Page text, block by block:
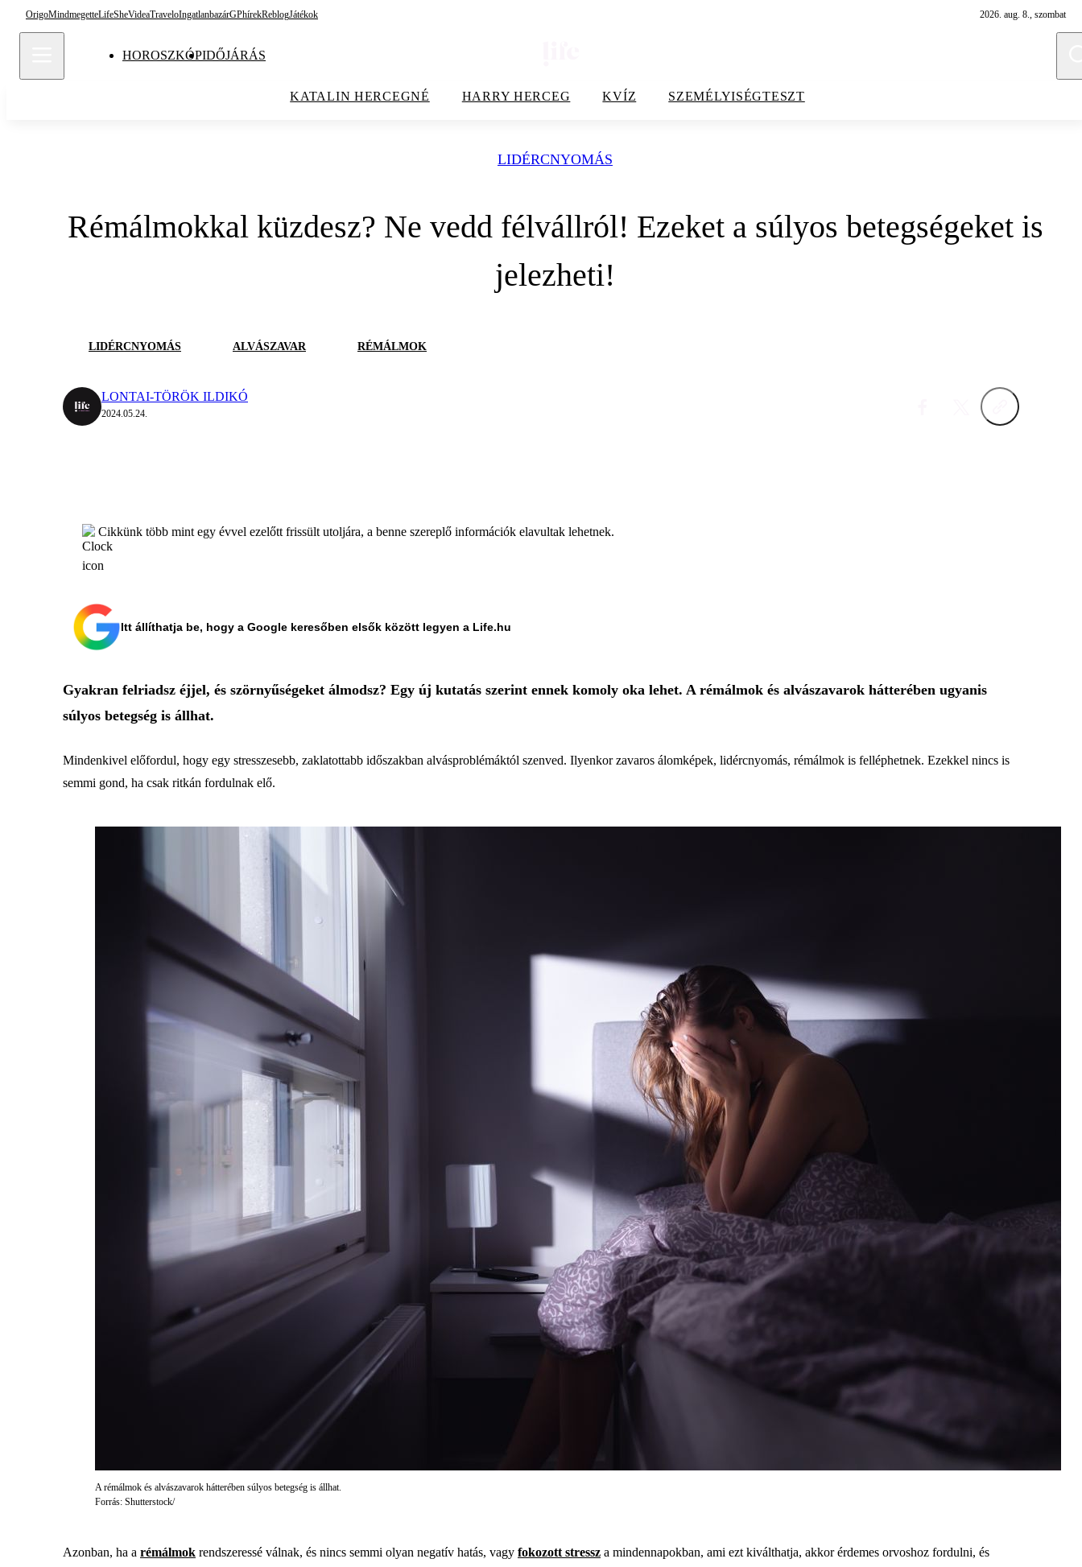
OrigoMindmegetteLifeSheVideaTraveloIngatlanbazárGPhírekReblogJátékok 2026. aug. 8., szombat
HOROSZKÓPIDŐJÁRÁS
KATALIN HERCEGNÉ HARRY HERCEG KVÍZ SZEMÉLYISÉGTESZT
LIDÉRCNYOMÁS
Rémálmokkal küzdesz? Ne vedd félvállról! Ezeket a súlyos betegségeket is
jelezheti!
LIDÉRCNYOMÁS ALVÁSZAVAR RÉMÁLMOK
LONTAI-TÖRÖK ILDIKÓ
2024.05.24.
Cikkünk több mint egy évvel ezelőtt frissült utoljára, a benne szereplő információk elavultak lehetnek.
Itt állíthatja be, hogy a Google keresőben elsők között legyen a Life.hu
Gyakran felriadsz éjjel, és szörnyűségeket álmodsz? Egy új kutatás szerint ennek komoly oka lehet. A rémálmok és alvászavarok hátterében ugyanis
súlyos betegség is állhat.
Mindenkivel előfordul, hogy egy stresszesebb, zaklatottabb időszakban alvásproblémáktól szenved. Ilyenkor zavaros álomképek, lidércnyomás, rémálmok is felléphetnek. Ezekkel nincs is
semmi gond, ha csak ritkán fordulnak elő.
A rémálmok és alvászavarok hátterében súlyos betegség is állhat.
Forrás: Shutterstock/
Azonban, ha a rémálmok rendszeressé válnak, és nincs semmi olyan negatív hatás, vagy fokozott stressz a mindennapokban, ami ezt kiválthatja, akkor érdemes orvoshoz fordulni, és